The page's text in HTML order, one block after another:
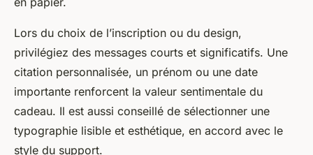
Lors du choix de l’inscription ou du design,
privilégiez des messages courts et significatifs. Une
citation personnalisée, un prénom ou une date
importante renforcent la valeur sentimentale du
cadeau. Il est aussi conseillé de sélectionner une
typographie lisible et esthétique, en accord avec le
style du support.